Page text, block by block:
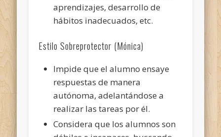
aprendizajes, desarrollo de
hábitos inadecuados, etc.
Estilo Sobreprotector (Mónica)
Impide que el alumno ensaye
respuestas de manera
autónoma, adelantándose a
realizar las tareas por él.
Considera que los alumnos son